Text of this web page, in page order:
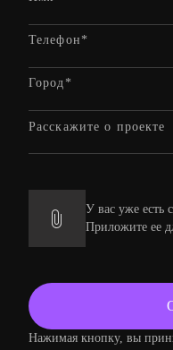
У вас уже есть
Приложите ее
Нажимая кнопку, вы